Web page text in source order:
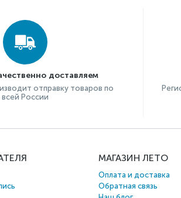
доставляем
отправку товаров по
всей России
МАГАЗИН ЛЕТО
Оплата и доставка
Обратная связь